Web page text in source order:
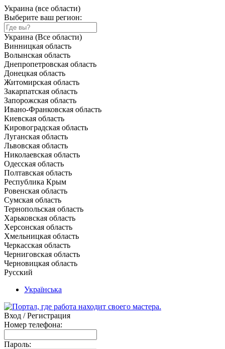
Украина (все области)
Выберите ваш регион:
Украина (Все области)
Винницкая область
Волынская область
Днепропетровская область
Донецкая область
Житомирская область
Закарпатская область
Запорожская область
Ивано-Франковская область
Киевская область
Кировоградская область
Луганская область
Львовская область
Николаевская область
Одесская область
Полтавская область
Республика Крым
Ровенская область
Сумская область
Тернопольская область
Харьковская область
Херсонская область
Хмельницкая область
Черкасская область
Черниговская область
Черновицкая область
Русский
Українська
Вход / Регистрация
Номер телефона:
Пароль: